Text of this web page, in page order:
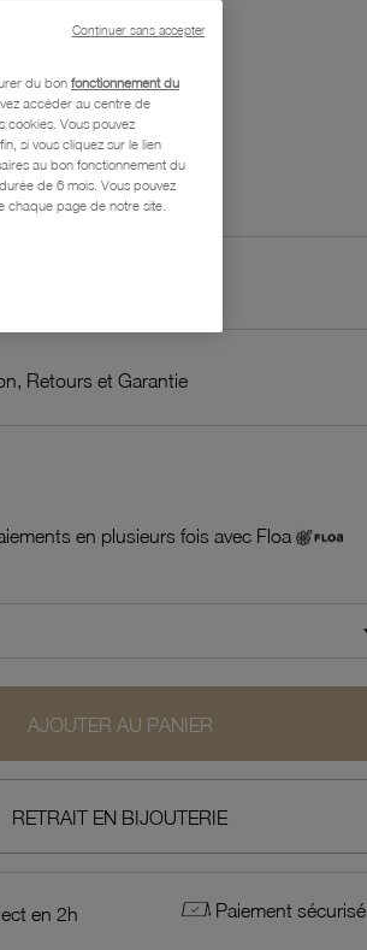
Retours et Garantie
en plusieurs fois avec Floa
AJOUTER AU PANIER
RETRAIT EN BIJOUTERIE
en 2h Paiement sécurisé
du bon fonctionnement du
accéder au centre de
cookies. Vous pouvez
si vous cliquez sur le lien
au bon fonctionnement du
de 6 mois. Vous pouvez
chaque page de notre site.
Continuer sans accepter